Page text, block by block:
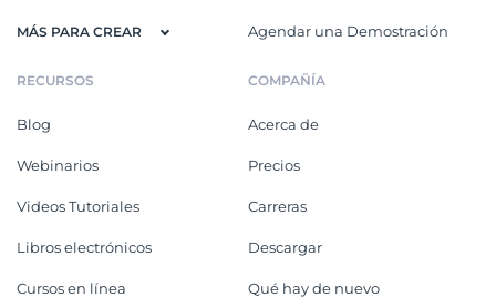
MÁS PARA CREAR Agendar una Demostración
RECURSOS
Blog
Webinarios
Videos Tutoriales
Libros electrónicos
Cursos en línea
COMPAÑÍA
Acerca de
Precios
Carreras
Descargar
Qué hay de nuevo